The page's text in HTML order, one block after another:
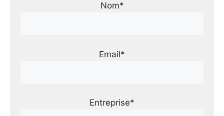
Nom*
Email*
Entreprise*